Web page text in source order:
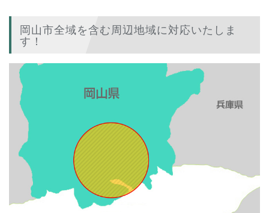
岡山市全域を含む周辺地域に対応いたしま
す！